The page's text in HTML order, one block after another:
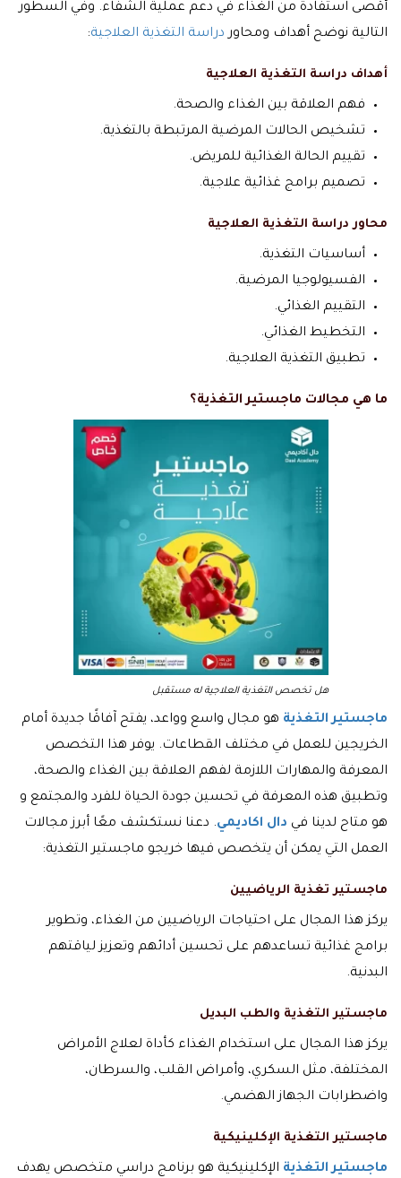
أقصى استفادة من الغذاء في دعم عملية الشفاء. وفي السطور
التالية نوضح أهداف ومحاور دراسة التغذية العلاجية:
أهداف دراسة التغذية العلاجية
فهم العلاقة بين الغذاء والصحة.
تشخيص الحالات المرضية المرتبطة بالتغذية.
تقييم الحالة الغذائية للمريض.
تصميم برامج غذائية علاجية.
محاور دراسة التغذية العلاجية
أساسيات التغذية.
الفسيولوجيا المرضية.
التقييم الغذائي.
التخطيط الغذائي.
تطبيق التغذية العلاجية.
ما هي مجالات ماجستير التغذية؟
هل تخصص التغذية العلاجية له مستقبل
ماجستير التغذية هو مجال واسع وواعد، يفتح آفاقًا جديدة أمام
الخريجين للعمل في مختلف القطاعات. يوفر هذا التخصص
المعرفة والمهارات اللازمة لفهم العلاقة بين الغذاء والصحة،
وتطبيق هذه المعرفة في تحسين جودة الحياة للفرد والمجتمع و
هو متاح لدينا في دال اكاديمي. دعنا نستكشف معًا أبرز مجالات
العمل التي يمكن أن يتخصص فيها خريجو ماجستير التغذية:
ماجستير تغذية الرياضيين
يركز هذا المجال على احتياجات الرياضيين من الغذاء، وتطوير
برامج غذائية تساعدهم على تحسين أدائهم وتعزيز لياقتهم
البدنية.
ماجستير التغذية والطب البديل
يركز هذا المجال على استخدام الغذاء كأداة لعلاج الأمراض
المختلفة، مثل السكري، وأمراض القلب، والسرطان،
واضطرابات الجهاز الهضمي.
ماجستير التغذية الإكلينيكية
ماجستير التغذية الإكلينيكية هو برنامج دراسي متخصص يهدف